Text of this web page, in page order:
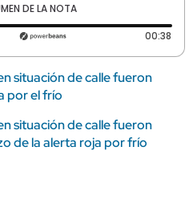
DE LA NOTA
0 segundos 00:38
situación de calle fueron
por el frío
situación de calle fueron
de la alerta roja por frío